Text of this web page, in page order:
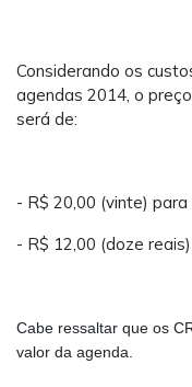
Considerando os
agendas 2014, o
será de:
- R$ 20,00 (vinte) para
- R$ 12,00 (doze
Cabe ressaltar que os
valor da agenda.